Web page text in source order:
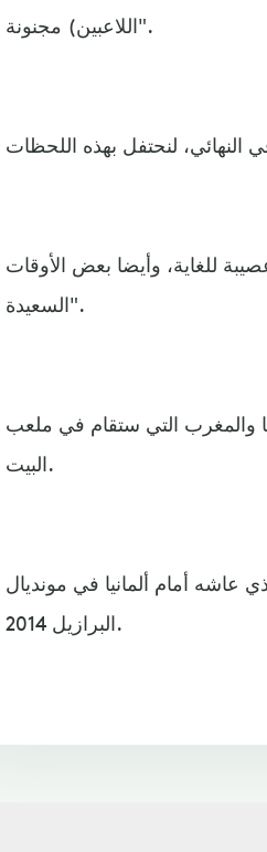
اللاعبين) مجنونة".
للغاية، وأيضا بعض الأوقات
السعيدة".
والمغرب التي ستقام في ملعب
البيت.
عاشه أمام ألمانيا في مونديال
البرازيل 2014.